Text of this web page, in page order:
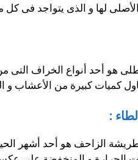
لها و الذى يتواجد فى كل
كميات كبيرة من الأعشاب و
:
الزاحف هو أحد أشهر